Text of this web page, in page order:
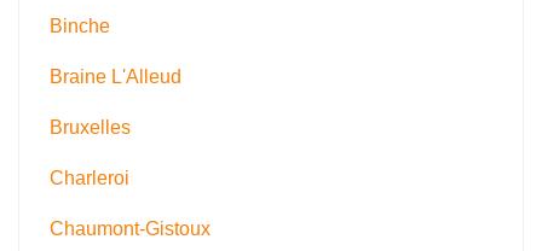
Binche
Braine L'Alleud
Bruxelles
Charleroi
Chaumont-Gistoux